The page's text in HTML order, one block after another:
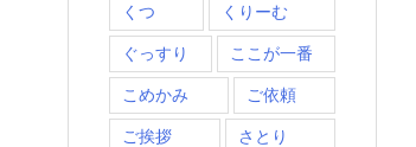
くつ くりーむ
ぐっすり ここが一番
こめかみ ご依頼
ご挨拶 さとり